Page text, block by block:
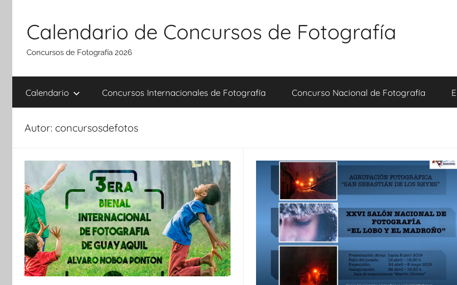
contenido
Calendario de Concursos de Fotografía
Concursos de Fotografía 2026
Calendario Concursos Internacionales de Fotografía Concurso Nacional de Fotografía
Autor: concursosdefotos